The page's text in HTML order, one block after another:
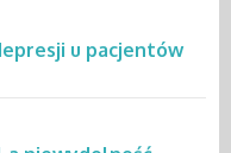
u pacjentów